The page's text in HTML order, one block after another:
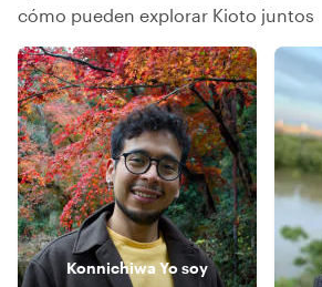
cómo pueden explorar Kioto juntos
KonnichiwaYo soy